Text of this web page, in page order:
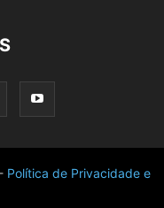
- Política de Privacidade e